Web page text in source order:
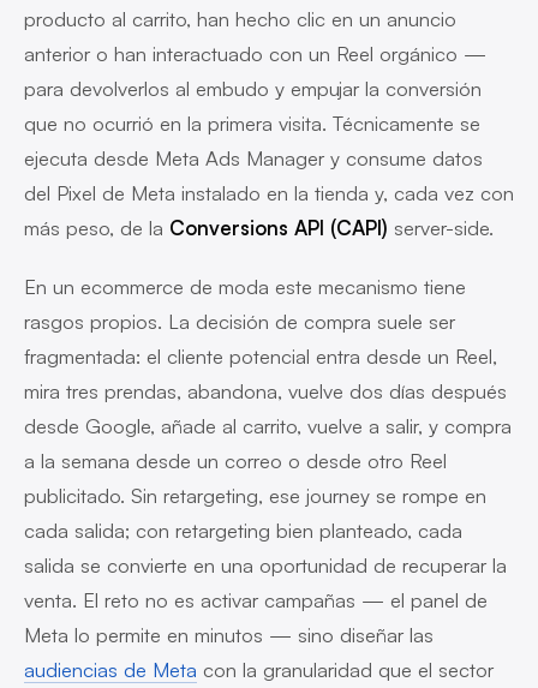
producto al carrito, han hecho clic en un anuncio
anterior o han interactuado con un Reel orgánico —
para devolverlos al embudo y empujar la conversión
que no ocurrió en la primera visita. Técnicamente se
ejecuta desde Meta Ads Manager y consume datos
del Pixel de Meta instalado en la tienda y, cada vez con
más peso, de la Conversions API (CAPI) server-side.
En un ecommerce de moda este mecanismo tiene
rasgos propios. La decisión de compra suele ser
fragmentada: el cliente potencial entra desde un Reel,
mira tres prendas, abandona, vuelve dos días después
desde Google, añade al carrito, vuelve a salir, y compra
a la semana desde un correo o desde otro Reel
publicitado. Sin retargeting, ese journey se rompe en
cada salida; con retargeting bien planteado, cada
salida se convierte en una oportunidad de recuperar la
venta. El reto no es activar campañas — el panel de
Meta lo permite en minutos — sino diseñar las
audiencias de Meta con la granularidad que el sector